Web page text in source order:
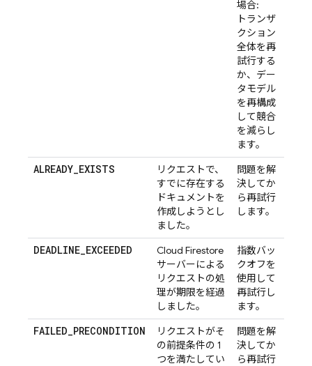
場合:
トランザ
クション
全体を再
試行する
か、デー
タモデル
を再構成
して競合
を減らし
ます。
ALREADY_EXISTS
リクエストで、
すでに存在する
ドキュメントを
作成しようとし
ました。
問題を解
決してか
ら再試行
します。
DEADLINE_EXCEEDED
Cloud Firestore
サーバーによる
リクエストの処
理が期限を経過
しました。
指数バッ
クオフを
使用して
再試行し
ます。
FAILED_PRECONDITION
リクエストがそ
の前提条件の 1
つを満たしてい
問題を解
決してか
ら再試行